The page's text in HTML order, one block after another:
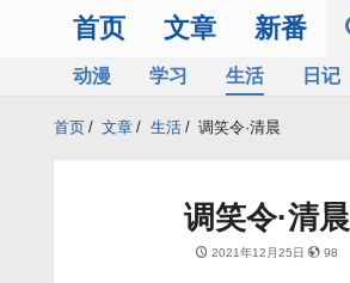
首页 文章 新番
动漫 学习 生活 日记
首页 / 文章 / 生活 / 调笑令·清晨
调笑令·清晨
2021年12月25日 98